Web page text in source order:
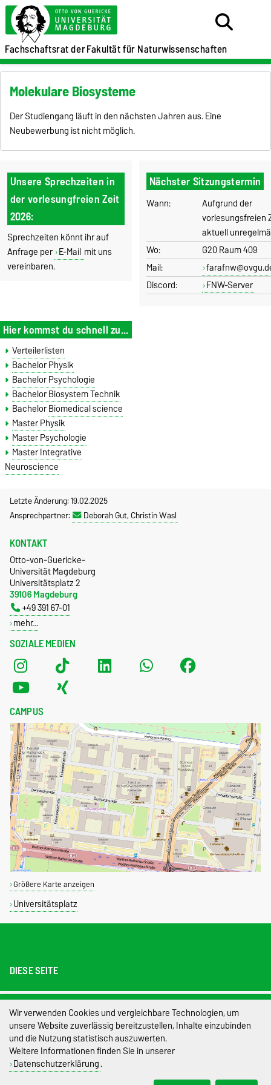
Fachschaftsrat derFakultät für Naturwissenschaften
Molekulare Biosysteme
Der Studiengang läuft in den nächsten Jahren aus. Eine
Neubewerbung ist nicht möglich.
Unsere Sprechzeiten in
der vorlesungfreien Zeit
2026:
Sprechzeiten könnt ihr auf
Anfrage per E-Mail mit uns
vereinbaren.
Nächster Sitzungstermin
Wann:
Aufgrund der
vorlesungsfreien
aktuell
Wo:
G20 Raum 409
Mail:
Discord:
FNW-Server
Hier kommst du schnell zu...
Verteilerlisten
Bachelor Physik
Bachelor Psychologie
Bachelor Biosystem Technik
BachelorBiomedical science
Master Physik
Master Psychologie
Master Integrative
Neuroscience
Letzte Änderung: 19.02.2025
Ansprechpartner:
Deborah Gut, Christin Wasl
SOZIALE MEDIEN
KONTAKT
Otto-von-Guericke-
Universität Magdeburg
Universitätsplatz 2
39106 Magdeburg
+49 391 67-01
mehr…
CAMPUS
Größere Karte anzeigen
Universitätsplatz
DIESE SEITE
Impressum
Datenschutz
Barrierefreiheit
Cookie-Einstellungen
Wir verwenden Cookies und vergleichbare Technologien, um
unsere Website zuverlässig bereitzustellen, Inhalte einzubinden
und die Nutzung statistisch auszuwerten.
Weitere Informationen finden Sie in unserer
Datenschutzerklärung.